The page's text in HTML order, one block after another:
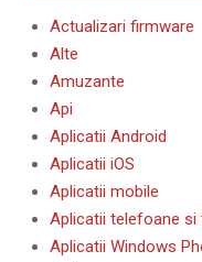
Actualizari firmware
Alte
Amuzante
Api
Aplicatii Android
Aplicatii iOS
Aplicatii mobile
Aplicatii telefoane si
Aplicatii Windows